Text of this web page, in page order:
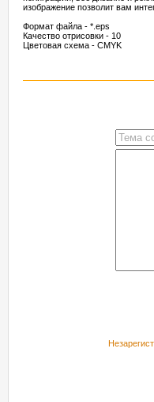
изображение позволит вам
Формат файла - *.eps
Качество отрисовки - 10
Цветовая схема - CMYK